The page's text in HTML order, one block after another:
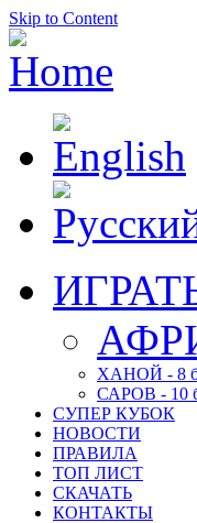
Skip to Content
ХАНОЙ - 8
САРОВ - 10
СУПЕР КУБОК
НОВОСТИ
ПРАВИЛА
ТОП ЛИСТ
СКАЧАТЬ
КОНТАКТЫ